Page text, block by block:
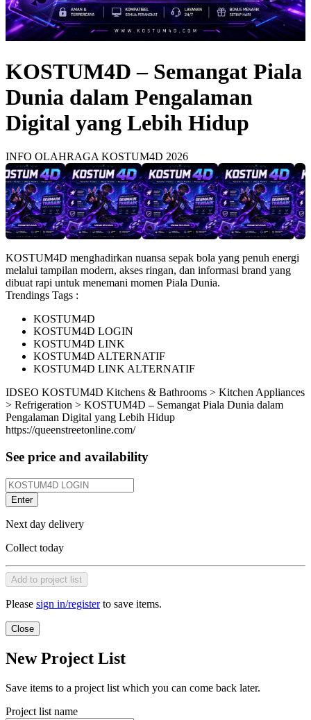
KOSTUM4D – Semangat Piala
Dunia dalam Pengalaman
Digital yang Lebih Hidup
INFO OLAHRAGA KOSTUM4D 2026
KOSTUM4D menghadirkan nuansa sepak bola yang penuh energi
melalui tampilan modern, akses ringan, dan informasi brand yang
dibuat rapi untuk menemani momen Piala Dunia.
Trendings Tags :
KOSTUM4D
KOSTUM4D LOGIN
KOSTUM4D LINK
KOSTUM4D ALTERNATIF
KOSTUM4D LINK ALTERNATIF
IDSEO KOSTUM4D Kitchens & Bathrooms > Kitchen Appliances
> Refrigeration > KOSTUM4D – Semangat Piala Dunia dalam
Pengalaman Digital yang Lebih Hidup
https://queenstreetonline.com/
See price and availability
Enter
Next day delivery
Collect today
Add to project list
Please sign in/registerto save items.
Close
New Project List
Save items to a project list which you can come back later.
Project list name